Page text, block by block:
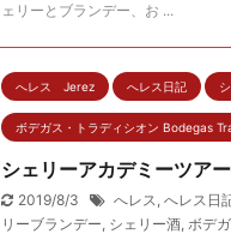
ェリーとブランデー、お ...
へレス Jerez へレス日記
ボデガス・トラディシオン Bodegas
シェリーアカデミーツア
2019/8/3 へレス, へレス日
リーブランデー, シェリー酒, ボデ